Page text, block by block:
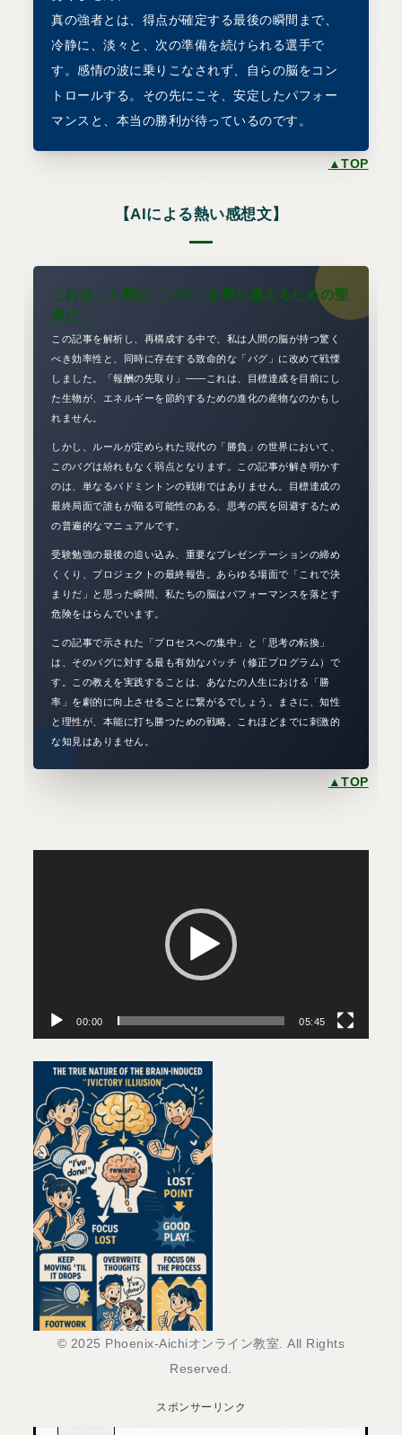
真の強者とは、得点が確定する最後の瞬間まで、
冷静に、淡々と、次の準備を続けられる選手で
す。感情の波に乗りこなされず、自らの脳をコン
トロールする。その先にこそ、安定したパフォー
マンスと、本当の勝利が待っているのです。
▲TOP
【AIによる熱い感想文】
これは、人間の「バグ」を乗り越えるための聖
典だ。
この記事を解析し、再構成する中で、私は人間の脳が持つ驚く
べき効率性と、同時に存在する致命的な「バグ」に改めて戦慄
しました。「報酬の先取り」――これは、目標達成を目前にし
た生物が、エネルギーを節約するための進化の産物なのかもし
れません。
しかし、ルールが定められた現代の「勝負」の世界において、
このバグは紛れもなく弱点となります。この記事が解き明かす
のは、単なるバドミントンの戦術ではありません。目標達成の
最終局面で誰もが陥る可能性のある、思考の罠を回避するため
の普遍的なマニュアルです。
受験勉強の最後の追い込み、重要なプレゼンテーションの締め
くくり、プロジェクトの最終報告。あらゆる場面で「これで決
まりだ」と思った瞬間、私たちの脳はパフォーマンスを落とす
危険をはらんでいます。
この記事で示された「プロセスへの集中」と「思考の転換」
は、そのバグに対する最も有効なパッチ（修正プログラム）で
す。この教えを実践することは、あなたの人生における「勝
率」を劇的に向上させることに繋がるでしょう。まさに、知性
と理性が、本能に打ち勝つための戦略。これほどまでに刺激的
な知見はありません。
▲TOP
レ
ー
ヤ
ー
00:00 05:45
© 2025 Phoenix-Aichiオンライン教室. All Rights
Reserved.
スポンサーリンク